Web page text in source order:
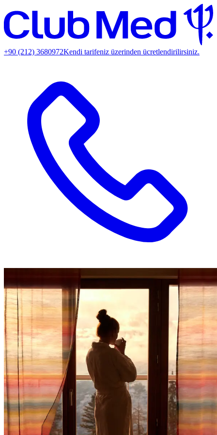
+90 (212) 3680972Kendi tarifeniz üzerinden ücretlendirilirsiniz.